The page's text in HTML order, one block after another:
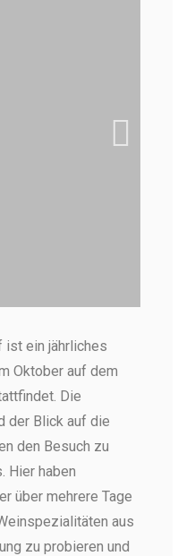
auf dem
Marketing
ist ein jährliches
Oktober auf dem
Die
der Blick auf die
den Besuch zu
Hier haben
über mehrere Tage
aus
zu probieren und